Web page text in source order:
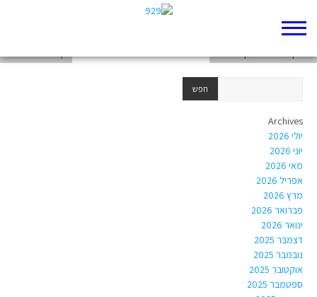
Archives
יולי 2026
יוני 2026
מאי 2026
אפריל 2026
מרץ 2026
פברואר 2026
ינואר 2026
דצמבר 2025
נובמבר 2025
אוקטובר 2025
ספטמבר 2025